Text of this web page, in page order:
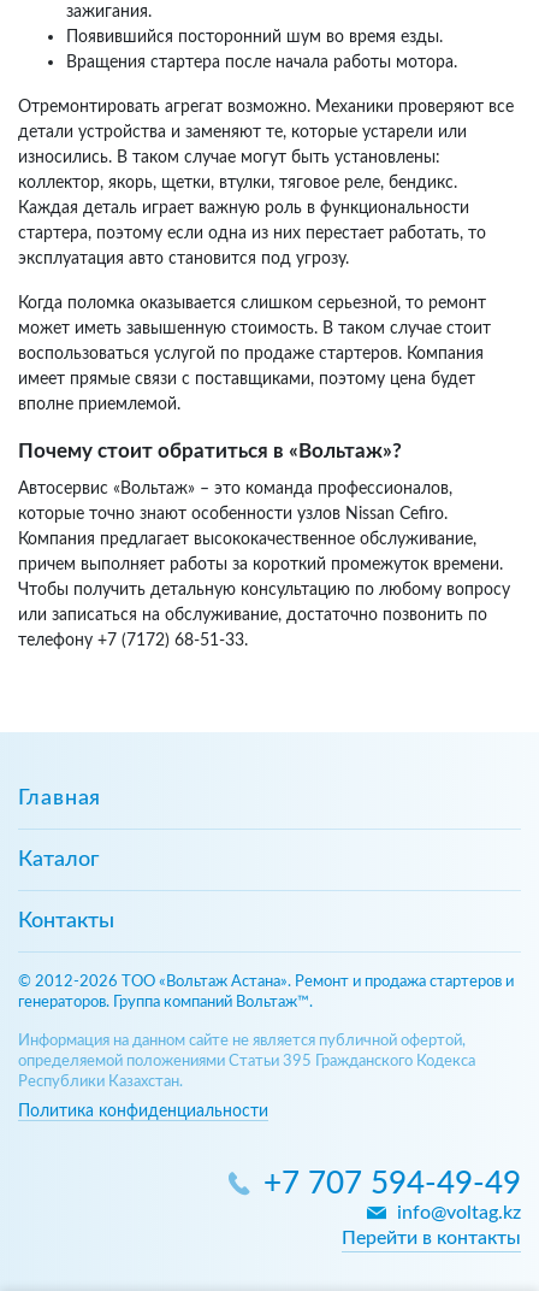
зажигания.
Появившийся посторонний шум во время езды.
Вращения стартера после начала работы мотора.
Отремонтировать агрегат возможно. Механики проверяют все
детали устройства и заменяют те, которые устарели или
износились. В таком случае могут быть установлены:
коллектор, якорь, щетки, втулки, тяговое реле, бендикс.
Каждая деталь играет важную роль в функциональности
стартера, поэтому если одна из них перестает работать, то
эксплуатация авто становится под угрозу.
Когда поломка оказывается слишком серьезной, то ремонт
может иметь завышенную стоимость. В таком случае стоит
воспользоваться услугой по продаже стартеров. Компания
имеет прямые связи с поставщиками, поэтому цена будет
вполне приемлемой.
Почему стоит обратиться в «Вольтаж»?
Автосервис «Вольтаж» – это команда профессионалов,
которые точно знают особенности узлов Nissan Cefiro.
Компания предлагает высококачественное обслуживание,
причем выполняет работы за короткий промежуток времени.
Чтобы получить детальную консультацию по любому вопросу
или записаться на обслуживание, достаточно позвонить по
телефону +7 (7172) 68-51-33.
Главная
Каталог
Контакты
© 2012-2026 ТОО «Вольтаж Астана». Ремонт и продажа стартеров и
генераторов. Группа компаний Вольтаж™.
Информация на данном сайте не является публичной офертой,
определяемой положениями Статьи 395 Гражданского Кодекса
Республики Казахстан.
Политика конфиденциальности
+7 707 594-49-49
info@voltag.kz
Перейти в контакты